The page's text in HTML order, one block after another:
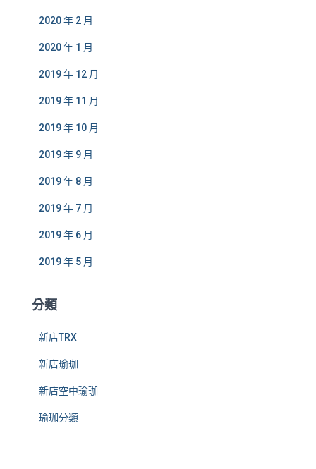
2020 年 2 月
2020 年 1 月
2019 年 12 月
2019 年 11 月
2019 年 10 月
2019 年 9 月
2019 年 8 月
2019 年 7 月
2019 年 6 月
2019 年 5 月
分類
新店TRX
新店瑜珈
新店空中瑜珈
瑜珈分類